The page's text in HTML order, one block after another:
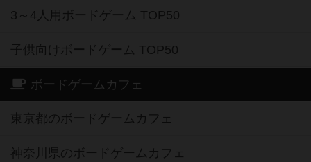
3～4人用ボードゲーム TOP50
子供向けボードゲーム TOP50
ボードゲームカフェ
東京都のボードゲームカフェ
神奈川県のボードゲームカフェ